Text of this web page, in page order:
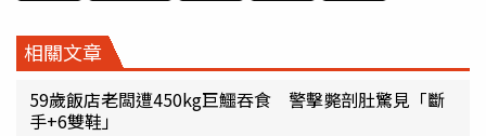
相關文章
59歲飯店老闆遭450kg巨鱷吞食 警擊斃剖肚驚見「斷
手+6雙鞋」